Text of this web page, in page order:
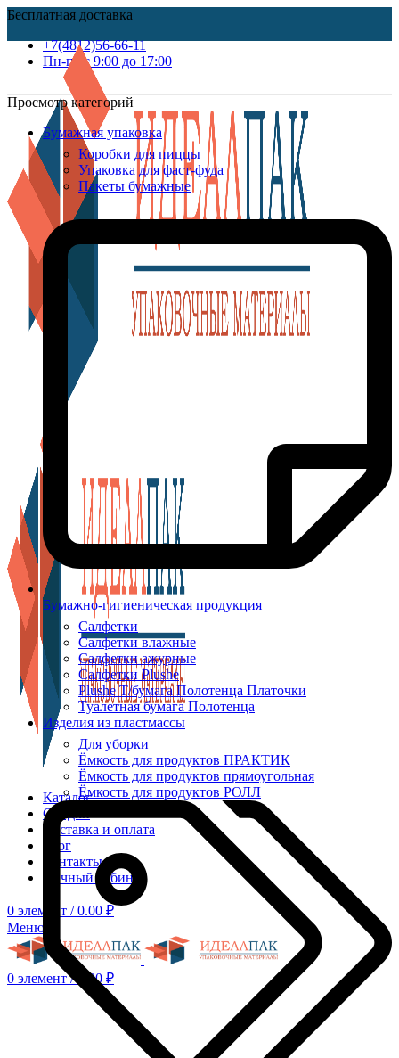
Бесплатная доставка
+7(4812)56-66-11
Пн-пт c 9:00 до 17:00
Каталог
Скидки
Доставка и оплата
Блог
Контакты
Личный кабинет
0 элемент / 0.00 ₽
Меню
0 элемент / 0.00 ₽
Просмотр категорий
Бумажная упаковка
Коробки для пиццы
Упаковка для фаст-фуда
Пакеты бумажные
Бумажно-гигиеническая продукция
Салфетки
Салфетки влажные
Салфетки ажурные
Салфетки Plushe
Plushe Т/бумага Полотенца Платочки
Туалетная бумага Полотенца
Изделия из пластмассы
Для уборки
Ёмкость для продуктов ПРАКТИК
Ёмкость для продуктов прямоугольная
Ёмкость для продуктов РОЛЛ